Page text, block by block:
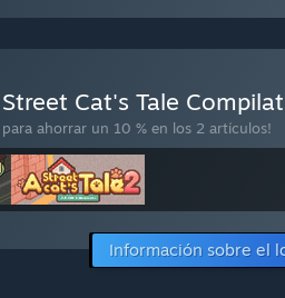
Cat's Tale
para ahorrar un 10 % en los 2 artículos!
Información sobre el